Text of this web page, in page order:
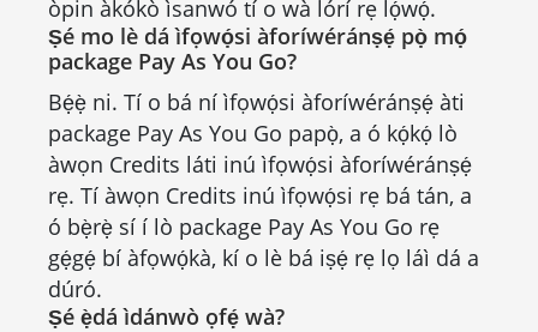
òpin àkókò ìsanwó tí o wà lórí rẹ lọ́wọ́.
Ṣé mo lè dá ìfọwọ́si àforíwéránṣẹ́ pọ̀ mọ́
package Pay As You Go?
Bẹ́ẹ̀ ni. Tí o bá ní ìfọwọ́si àforíwéránṣẹ́ àti
package Pay As You Go papọ̀, a ó kọ́kọ́ lò
àwọn Credits láti inú ìfọwọ́si àforíwéránṣẹ́
rẹ. Tí àwọn Credits inú ìfọwọ́si rẹ bá tán, a
ó bẹ̀rẹ̀ sí í lò package Pay As You Go rẹ
gẹ́gẹ́ bí àfọwọ́kà, kí o lè bá iṣẹ́ rẹ lọ láì dá a
dúró.
Ṣé ẹ̀dá ìdánwò ọfẹ́ wà?